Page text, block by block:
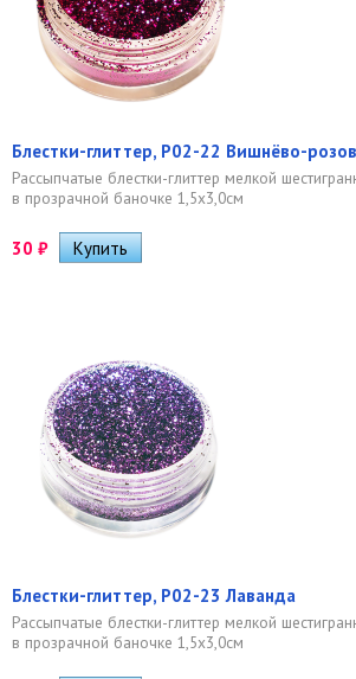
Блестки-глиттер, Р02-22 Вишнёво-
Рассыпчатые блестки-глиттер мелкой
в прозрачной баночке 1,5х3,0см
30 ₽
Блестки-глиттер, Р02-23 Лаванда
Рассыпчатые блестки-глиттер мелкой
в прозрачной баночке 1,5х3,0см